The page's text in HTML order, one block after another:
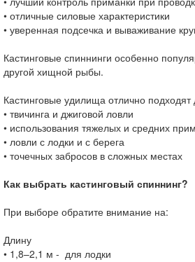
• отличные силовые характеристики
• уверенная подсечка и вываживание
Кастинговые спиннинги особенно
другой хищной рыбы.
Кастинговые удилища отлично подходят
• твичинга и джиговой ловли
• использования тяжелых и средних
• ловли с лодки и с берега
• точечных забросов в сложных местах
Как выбрать кастинговый спиннинг?
При выборе обратите внимание на:
Длину
• 1,8–2,1 м - для лодки